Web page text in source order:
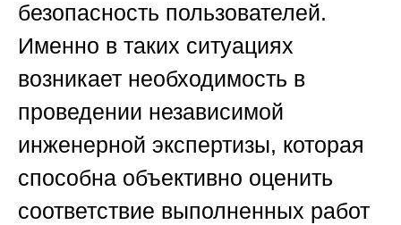
безопасность пользователей.
Именно в таких ситуациях
возникает необходимость в
проведении независимой
инженерной экспертизы, которая
способна объективно оценить
соответствие выполненных работ